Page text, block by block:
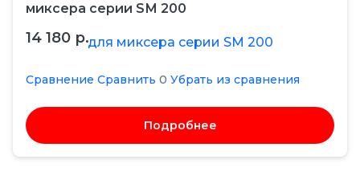
миксера серии SМ 200
14 180 р.
Сравнение Сравнить 0 Убрать из сравнения
Подробнее